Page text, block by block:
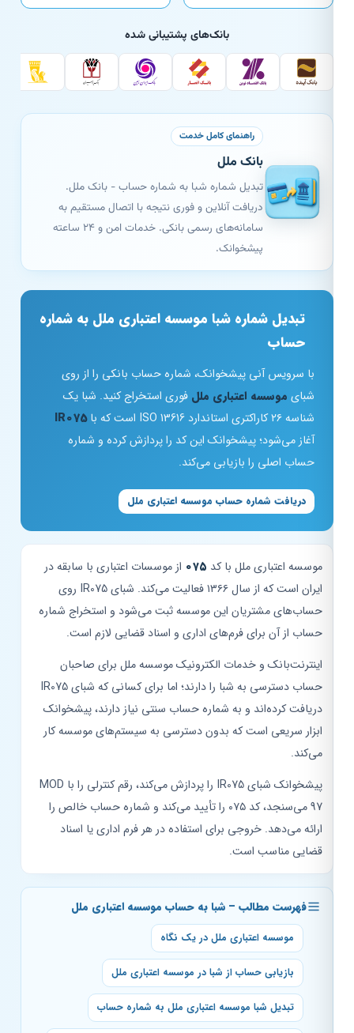
بانک‌های پشتیبانی شده
راهنمای کامل خدمت
بانک ملل
تبدیل شماره شبا به شماره حساب - بانک ملل.
دریافت آنلاین و فوری نتیجه با اتصال مستقیم به
سامانه‌های رسمی بانکی. خدمات امن و ۲۴ ساعته
پیشخوانک.
تبدیل شماره شبا موسسه اعتباری ملل به شماره
حساب
با سرویس آنی پیشخوانک، شماره حساب بانکی را از روی
شبایموسسه اعتباری ملل فوری استخراج کنید. شبا یک
شناسه ۲۶ کاراکتری استاندارد ISO 13616 است که با
IR075
آغاز می‌شود؛ پیشخوانک این کد را پردازش کرده و شماره
حساب اصلی را بازیابی می‌کند.
دریافت شماره حساب موسسه اعتباری ملل
موسسه اعتباری ملل با کد۰۷۵از موسسات اعتباری با سابقه در
ایران است که از سال ۱۳۶۶ فعالیت می‌کند. شبای IR075 روی
حساب‌های مشتریان این موسسه ثبت می‌شود و استخراج شماره
حساب از آن برای فرم‌های اداری و اسناد قضایی لازم است.
اینترنت‌بانک و خدمات الکترونیک موسسه ملل برای صاحبان
حساب دسترسی به شبا را دارند؛ اما برای کسانی که شبای IR075
دریافت کرده‌اند و به شماره حساب سنتی نیاز دارند، پیشخوانک
ابزار سریعی است که بدون دسترسی به سیستم‌های موسسه کار
می‌کند.
پیشخوانک شبای IR075 را پردازش می‌کند، رقم کنترلی را با MOD
97 می‌سنجد، کد ۰۷۵ را تأیید می‌کند و شماره حساب خالص را
ارائه می‌دهد. خروجی برای استفاده در هر فرم اداری یا اسناد
قضایی مناسب است.
فهرست مطالب – شبا به حساب موسسه اعتباری ملل
موسسه اعتباری ملل در یک نگاه
بازیابی حساب از شبا در موسسه اعتباری ملل
تبدیل شبا موسسه اعتباری ملل به شماره حساب